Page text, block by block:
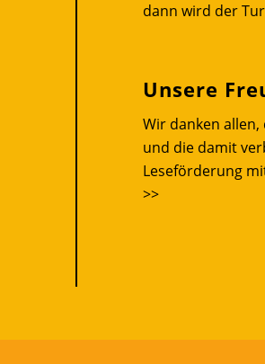
dann wird der
Unsere
Wir danken allen,
und die damit
Leseförderung
>>